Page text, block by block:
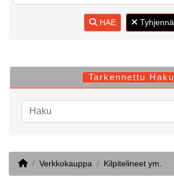
HAE Tyhjennä
Tarkennettu Haku
HomeVerkkokauppa Kilpitelineet ym.